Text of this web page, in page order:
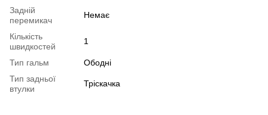
Задній
перемикач
Немає
Кількість
швидкостей
1
Тип гальм
Ободні
Тип задньої
втулки
Тріскачка